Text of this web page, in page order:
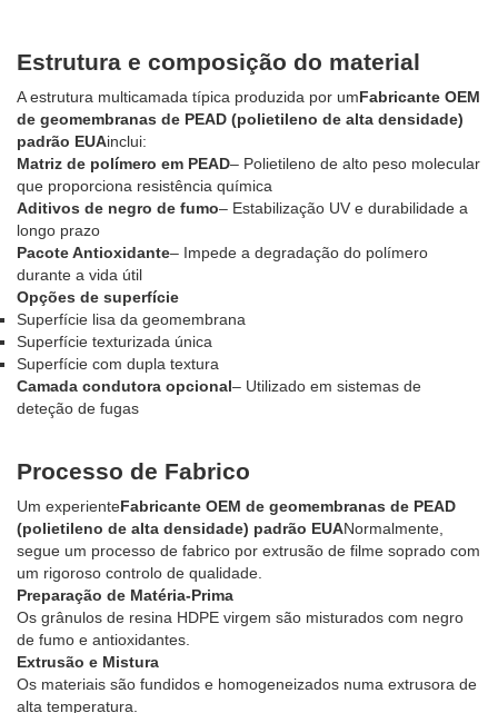
Estrutura e composição do material
A estrutura multicamada típica produzida por umFabricante OEM
de geomembranas de PEAD (polietileno de alta densidade)
padrão EUAinclui:
Matriz de polímero em PEAD– Polietileno de alto peso molecular
que proporciona resistência química
Aditivos de negro de fumo– Estabilização UV e durabilidade a
longo prazo
Pacote Antioxidante– Impede a degradação do polímero
durante a vida útil
Opções de superfície
Superfície lisa da geomembrana
Superfície texturizada única
Superfície com dupla textura
Camada condutora opcional– Utilizado em sistemas de
deteção de fugas
Processo de Fabrico
Um experienteFabricante OEM de geomembranas de PEAD
(polietileno de alta densidade) padrão EUANormalmente,
segue um processo de fabrico por extrusão de filme soprado com
um rigoroso controlo de qualidade.
Preparação de Matéria-Prima
Os grânulos de resina HDPE virgem são misturados com negro
de fumo e antioxidantes.
Extrusão e Mistura
Os materiais são fundidos e homogeneizados numa extrusora de
alta temperatura.